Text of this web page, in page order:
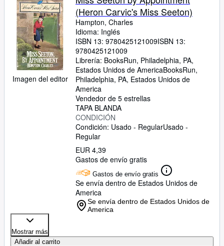
Imagen del editor
(Heron Carvic's Miss Seeton)
Hampton, Charles
Idioma: Inglés
ISBN 13: 9780425121009ISBN 13:
9780425121009
Librería: BooksRun, Philadelphia, PA,
Estados Unidos de AmericaBooksRun,
Philadelphia, PA, Estados Unidos de
America
Vendedor de 5 estrellas
TAPA BLANDA
CONDICIÓN
Condición: Usado - RegularUsado -
Regular
EUR 4,39
Gastos de envío gratis
Gastos de envío gratis
Se envía dentro de Estados Unidos de
America
Se envía dentro de Estados Unidos de
America
Mostrar más
Añadir al carrito